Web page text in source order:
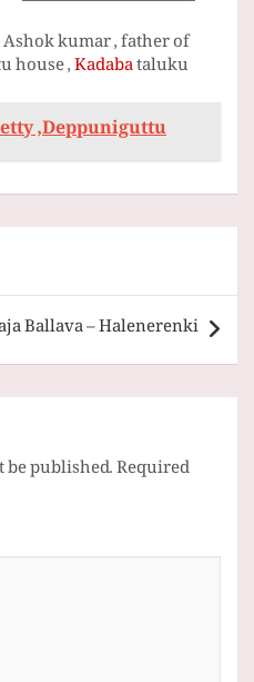
Ashok kumar , father of
house ,Kadabataluku
,Deppuniguttu
Ballava – Halenerenki
published.Required